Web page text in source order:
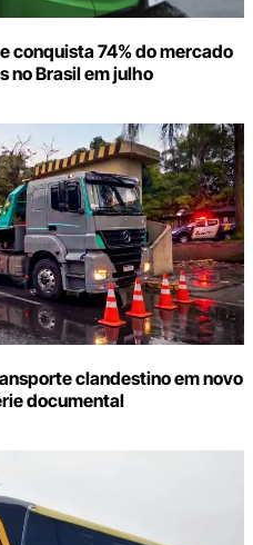
conquista 74% do mercado
no Brasil em julho
clandestino em novo
documental